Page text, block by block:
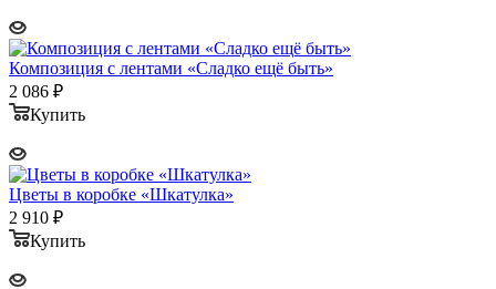
Композиция с лентами «Сладко ещё быть»
2 086 ₽
Купить
Цветы в коробке «Шкатулка»
2 910 ₽
Купить